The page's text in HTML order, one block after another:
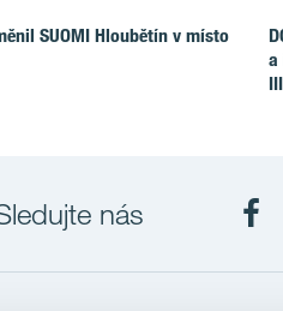
SUOMI Hloubětín v místo
a
nás